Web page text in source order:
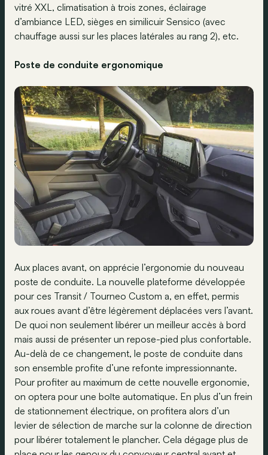
vitré XXL, climatisation à trois zones, éclairage
d’ambiance LED, sièges en similicuir Sensico (avec
chauffage aussi sur les places latérales au rang 2), etc.
Poste de conduite ergonomique
Aux places avant, on apprécie l’ergonomie du nouveau
poste de conduite. La nouvelle plateforme développée
pour ces Transit / Tourneo Custom a, en effet, permis
aux roues avant d’être légèrement déplacées vers l’avant.
De quoi non seulement libérer un meilleur accès à bord
mais aussi de présenter un repose-pied plus confortable.
Au-delà de ce changement, le poste de conduite dans
son ensemble profite d’une refonte impressionnante.
Pour profiter au maximum de cette nouvelle ergonomie,
on optera pour une boîte automatique. En plus d’un frein
de stationnement électrique, on profitera alors d’un
levier de sélection de marche sur la colonne de direction
pour libérer totalement le plancher. Cela dégage plus de